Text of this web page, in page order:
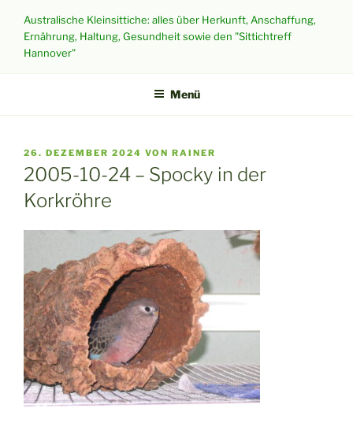
Inhalt
springen
Australische Kleinsittiche: alles über Herkunft, Anschaffung,
Ernährung, Haltung, Gesundheit sowie den "Sittichtreff
Hannover"
Menü
VERÖFFENTLICHT
AM
26. DEZEMBER 2024 VON RAINER
2005-10-24 – Spocky in der
Korkröhre